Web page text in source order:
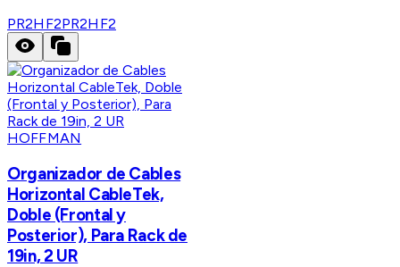
PR2HF2PR2HF2
HOFFMAN
Organizador de Cables
Horizontal CableTek,
Doble (Frontal y
Posterior), Para Rack de
19in, 2 UR